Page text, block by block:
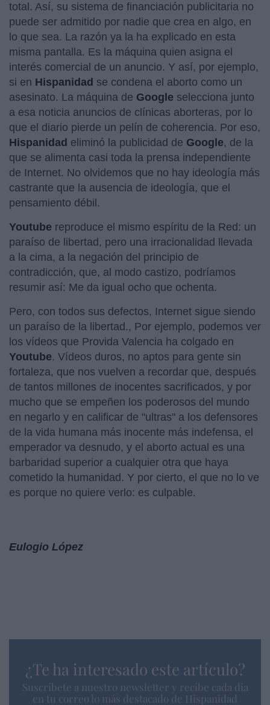
total. Así, su sistema de financiación publicitaria no
puede ser admitido por nadie que crea en algo, en
lo que sea. La razón ya la ha explicado en esta
misma pantalla. Es la máquina quien asigna el
interés comercial de un anuncio. Y así, por ejemplo,
si en Hispanidad se condena el aborto como un
asesinato. La máquina de Google selecciona junto
a esa noticia anuncios de clínicas aborteras, por lo
que el diario pierde un pelín de coherencia. Por eso,
Hispanidad eliminó la publicidad de Google, de la
que se alimenta casi toda la prensa independiente
de Internet. No olvidemos que no hay ideología más
castrante que la ausencia de ideología, que el
pensamiento débil.
Youtube reproduce el mismo espíritu de la Red: un
paraíso de libertad, pero una irracionalidad llevada
a la cima, a la negación del principio de
contradicción, que, al modo castizo, podríamos
resumir así: Me da igual ocho que ochenta.
Pero, con todos sus defectos, Internet sigue siendo
un paraíso de la libertad., Por ejemplo, podemos ver
los vídeos que Provida Valencia ha colgado en
Youtube. Vídeos duros, no aptos para gente sin
fortaleza, que nos vuelven a recordar que, después
de tantos millones de inocentes sacrificados, y por
mucho que se empeñen los poderosos del mundo
en negarlo y en calificar de "ultras" a los defensores
de la vida humana más inocente más indefensa, el
emperador va desnudo, y el aborto actual es una
barbaridad superior a cualquier otra que haya
cometido la humanidad. Y por cierto, el que no lo ve
es porque no quiere verlo: es culpable.
Eulogio López
¿Te ha interesado este artículo?
Suscríbete a nuestro newsletter y recibe cada dia
en tu correo lo más destacado de Hispanidad